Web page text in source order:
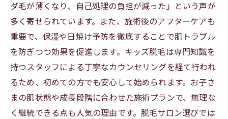
ダ毛が薄くなり、自己処理の負担が減った」という声が
多く寄せられています。また、施術後のアフターケアも
重要で、保湿や日焼け予防を徹底することで肌トラブル
を防ぎつつ効果を促進します。キッズ脱毛は専門知識を
持つスタッフによる丁寧なカウンセリングを経て行われ
るため、初めての方でも安心して始められます。お子さ
まの肌状態や成長段階に合わせた施術プランで、無理な
く継続できる点も人気の理由です。脱毛サロン選びでは